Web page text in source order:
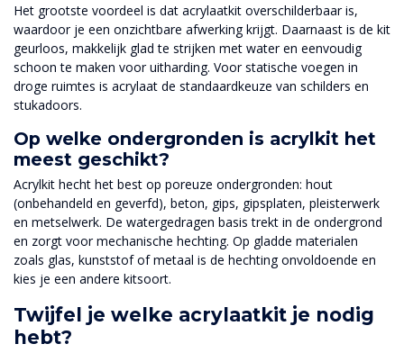
Het grootste voordeel is dat acrylaatkit overschilderbaar is,
waardoor je een onzichtbare afwerking krijgt. Daarnaast is de kit
geurloos, makkelijk glad te strijken met water en eenvoudig
schoon te maken voor uitharding. Voor statische voegen in
droge ruimtes is acrylaat de standaardkeuze van schilders en
stukadoors.
Op welke ondergronden is acrylkit het
meest geschikt?
Acrylkit hecht het best op poreuze ondergronden: hout
(onbehandeld en geverfd), beton, gips, gipsplaten, pleisterwerk
en metselwerk. De watergedragen basis trekt in de ondergrond
en zorgt voor mechanische hechting. Op gladde materialen
zoals glas, kunststof of metaal is de hechting onvoldoende en
kies je een andere kitsoort.
Twijfel je welke acrylaatkit je nodig
hebt?